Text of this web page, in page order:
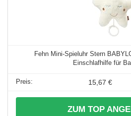
Fehn Mini-Spieluhr Stern
Einschlafhilfe für
15,67 €
ZUM TOP